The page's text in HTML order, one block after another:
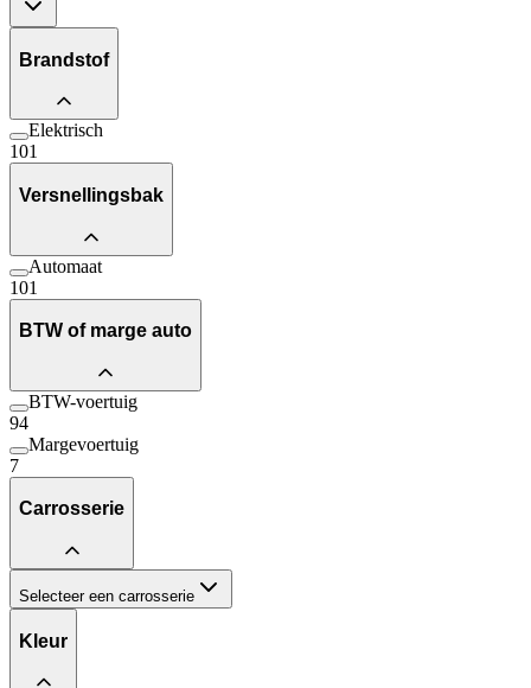
Brandstof
Elektrisch
101
Versnellingsbak
Automaat
101
BTW of marge auto
BTW-voertuig
94
Margevoertuig
7
Carrosserie
Selecteer een carrosserie
Kleur